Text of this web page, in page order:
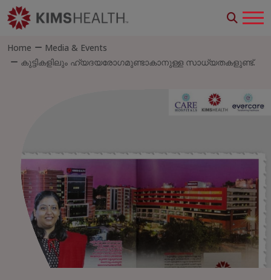
Home
Media & Events
കുട്ടികളിലും ഹ്യദയരോഗമുണ്ടാകാനുള്ള സാധ്യതകളുണ്ട്.